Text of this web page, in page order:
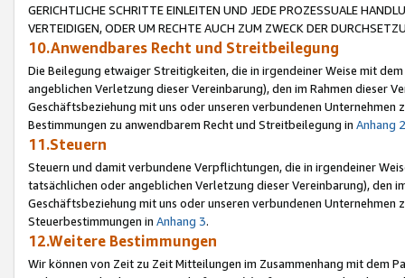
GERICHTLICHE SCHRITTE EINLEITEN UND JEDE PROZESSUALE
VERTEIDIGEN, ODER UM RECHTE AUCH ZUM ZWECK DER
10.Anwendbares Recht und Streitbeilegung
Die Beilegung etwaiger Streitigkeiten, die in irgendeiner Weise mit
angeblichen Verletzung dieser Vereinbarung), den im Rahmen dieser
Geschäftsbeziehung mit uns oder unseren verbundenen
Bestimmungen zu anwendbarem Recht und Streitbeilegung in Anhang 2
11.Steuern
Steuern und damit verbundene Verpflichtungen, die in irgendeiner
tatsächlichen oder angeblichen Verletzung dieser Vereinbarung), den
Geschäftsbeziehung mit uns oder unseren verbundenen
Steuerbestimmungen in Anhang 3.
12.Weitere Bestimmungen
Wir können von Zeit zu Zeit Mitteilungen im Zusammenhang mit dem